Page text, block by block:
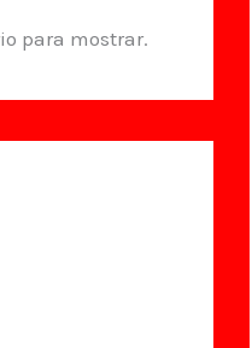
para mostrar.